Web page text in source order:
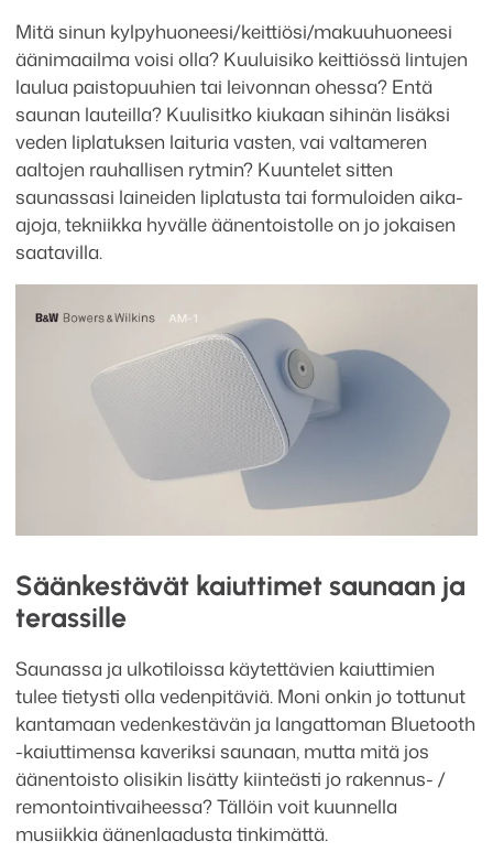
Mitä sinun kylpyhuoneesi/keittiösi/makuuhuoneesi
äänimaailma voisi olla? Kuuluisiko keittiössä lintujen
laulua paistopuuhien tai leivonnan ohessa? Entä
saunan lauteilla? Kuulisitko kiukaan sihinän lisäksi
veden liplatuksen laituria vasten, vai valtameren
aaltojen rauhallisen rytmin? Kuuntelet sitten
saunassasi laineiden liplatusta tai formuloiden aika-
ajoja, tekniikka hyvälle äänentoistolle on jo jokaisen
saatavilla.
Säänkestävät kaiuttimet saunaan ja
terassille
Saunassa ja ulkotiloissa käytettävien kaiuttimien
tulee tietysti olla vedenpitäviä. Moni onkin jo tottunut
kantamaan vedenkestävän ja langattoman Bluetooth
-kaiuttimensa kaveriksi saunaan, mutta mitä jos
äänentoisto olisikin lisätty kiinteästi jo rakennus- /
remontointivaiheessa? Tällöin voit kuunnella
musiikkia äänenlaadusta tinkimättä.